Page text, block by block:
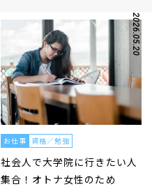
2026.05.20
お仕事 資格／勉強
社会人で大学院に行きたい人
集合！オトナ女性のため